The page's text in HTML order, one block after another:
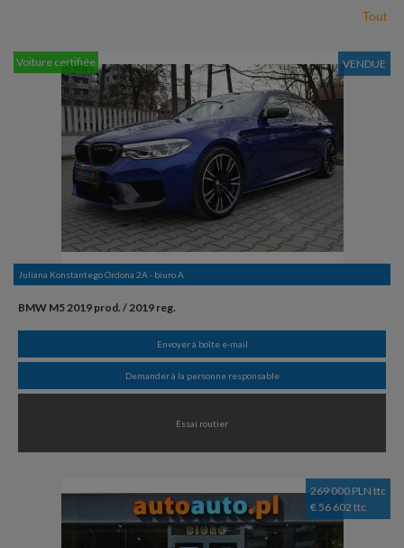
Tout
VENDUE
Voiture certifiée
Juliana Konstantego Ordona 2A - biuro A
BMW M5 2019 prod. / 2019 reg.
Envoyer à boîte e-mail
Demander à la personne responsable
Essai routier
269 000 PLN ttc
€ 56 602 ttc